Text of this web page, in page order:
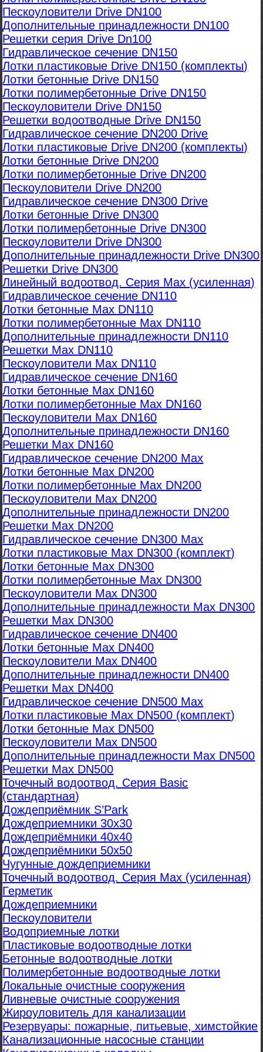
Пескоуловители Drive DN100
Дополнительные принадлежности DN100
Решетки серия Drive Dn100
Гидравлическое сечение DN150
Лотки пластиковые Drive DN150 (комплекты)
Лотки бетонные Drive DN150
Лотки полимербетонные Drive DN150
Пескоуловители Drive DN150
Решетки водоотводные Drive DN150
Гидравлическое сечение DN200 Drive
Лотки пластиковые Drive DN200 (комплекты)
Лотки бетонные Drive DN200
Лотки полимербетонные Drive DN200
Пескоуловители Drive DN200
Гидравлическое сечение DN300 Drive
Лотки бетонные Drive DN300
Лотки полимербетонные Drive DN300
Пескоуловители Drive DN300
Дополнительные принадлежности Drive DN300
Решетки Drive DN300
Линейный водоотвод. Серия Max (усиленная)
Гидравлическое сечение DN110
Лотки бетонные Max DN110
Лотки полимербетонные Max DN110
Дополнительные принадлежности DN110
Решетки Max DN110
Пескоуловители Max DN110
Гидравлическое сечение DN160
Лотки бетонные Max DN160
Лотки полимербетонные Max DN160
Пескоуловители Max DN160
Дополнительные принадлежности DN160
Решетки Max DN160
Гидравлическое сечение DN200 Max
Лотки бетонные Max DN200
Лотки полимербетонные Max DN200
Пескоуловители Max DN200
Дополнительные принадлежности DN200
Решетки Max DN200
Гидравлическое сечение DN300 Max
Лотки пластиковые Max DN300 (комплект)
Лотки бетонные Max DN300
Лотки полимербетонные Max DN300
Пескоуловители Max DN300
Дополнительные принадлежности Max DN300
Решетки Max DN300
Гидравлическое сечение DN400
Лотки бетонные Max DN400
Пескоуловители Max DN400
Дополнительные принадлежности DN400
Решетки Max DN400
Гидравлическое сечение DN500 Max
Лотки пластиковые Max DN500 (комплект)
Лотки бетонные Max DN500
Пескоуловители Max DN500
Дополнительные принадлежности Max DN500
Решетки Max DN500
Точечный водоотвод. Серия Basic
(стандартная)
Дождеприёмник S’Park
Дождеприемники 30х30
Дождеприёмники 40х40
Дождеприёмники 50х50
Чугунные дождеприемники
Точечный водоотвод. Серия Max (усиленная)
Герметик
Дождеприемники
Пескоуловители
Водоприемные лотки
Пластиковые водоотводные лотки
Бетонные водоотводные лотки
Полимербетонные водоотводные лотки
Локальные очистные сооружения
Ливневые очистные сооружения
Жироуловитель для канализации
Резервуары: пожарные, питьевые, химстойкие
Канализационные насосные станции